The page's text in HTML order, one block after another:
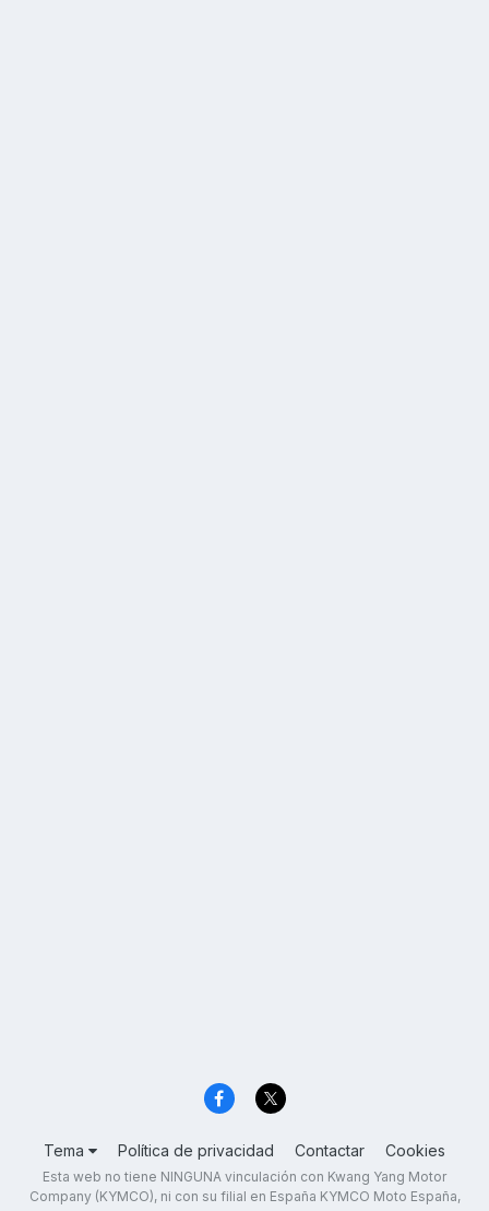
Tema Política de privacidad Contactar Cookies
Esta web no tiene NINGUNA vinculación con Kwang Yang Motor
Company (KYMCO), ni con su filial en España KYMCO Moto España,